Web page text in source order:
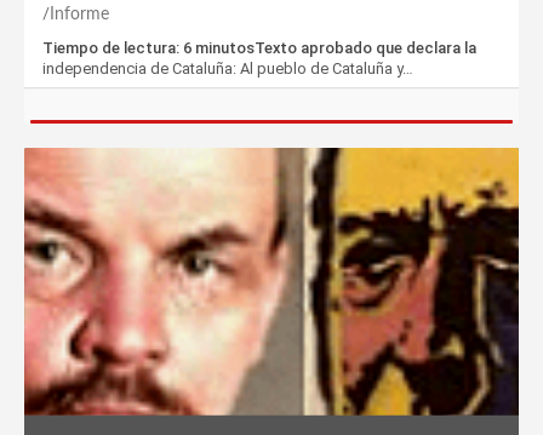
Informe
Tiempo de lectura: 6 minutosTexto aprobado que declara la
independencia de Cataluña: Al pueblo de Cataluña y…